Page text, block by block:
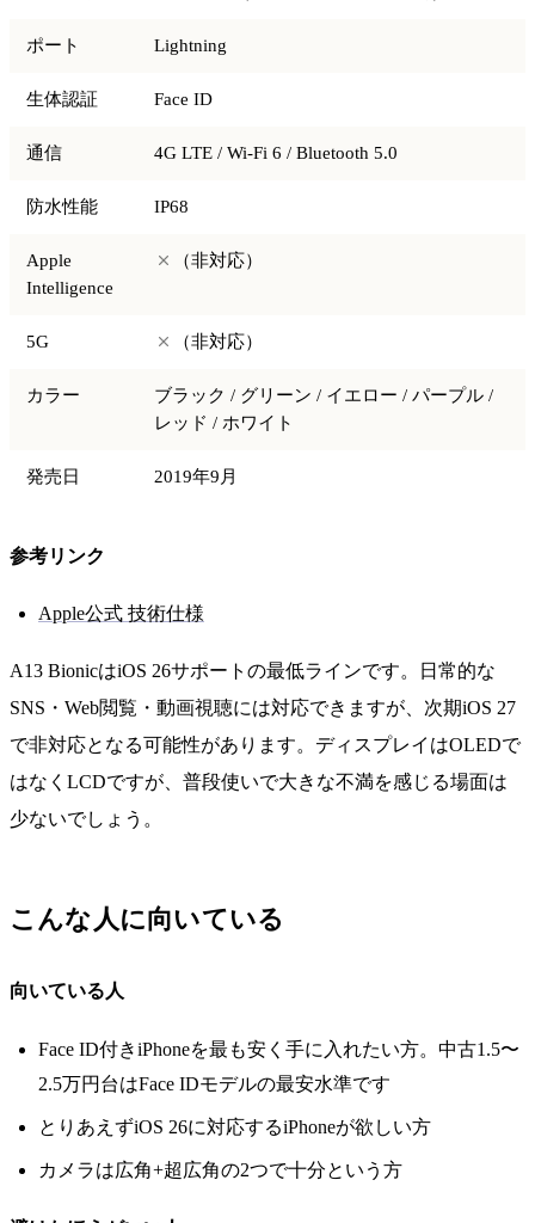
ポート Lightning
生体認証 Face ID
通信 4G LTE / Wi-Fi 6 / Bluetooth 5.0
防水性能 IP68
Apple
Intelligence
（非対応）
5G （非対応）
カラー
ブラック / グリーン / イエロー / パープル /
レッド / ホワイト
発売日 2019年9月
参考リンク
Apple公式 技術仕様
A13 BionicはiOS 26サポートの最低ラインです。日常的な
SNS・Web閲覧・動画視聴には対応できますが、次期iOS 27
で非対応となる可能性があります。ディスプレイはOLEDで
はなくLCDですが、普段使いで大きな不満を感じる場面は
少ないでしょう。
こんな人に向いている
向いている人
Face ID付きiPhoneを最も安く手に入れたい方。中古1.5〜
2.5万円台はFace IDモデルの最安水準です
とりあえずiOS 26に対応するiPhoneが欲しい方
カメラは広角+超広角の2つで十分という方